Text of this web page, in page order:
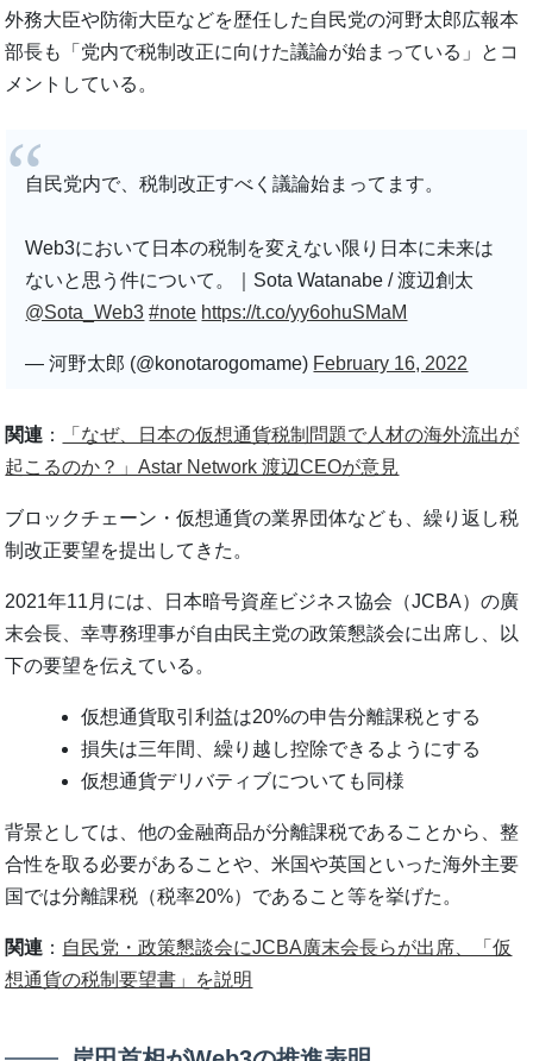
外務大臣や防衛大臣などを歴任した自民党の河野太郎広報本
部長も「党内で税制改正に向けた議論が始まっている」とコ
メントしている。
自民党内で、税制改正すべく議論始まってます。
Web3において日本の税制を変えない限り日本に未来は
ないと思う件について。｜Sota Watanabe / 渡辺創太
@Sota_Web3 #note https://t.co/yy6ohuSMaM
— 河野太郎 (@konotarogomame) February 16, 2022
関連 ：
「なぜ、日本の仮想通貨税制問題で人材の海外流出が
起こるのか？」Astar Network 渡辺CEOが意見
ブロックチェーン・仮想通貨の業界団体なども、繰り返し税
制改正要望を提出してきた。
2021年11月には、日本暗号資産ビジネス協会（JCBA）の廣
末会長、幸専務理事が自由民主党の政策懇談会に出席し、以
下の要望を伝えている。
仮想通貨取引利益は20%の申告分離課税とする
損失は三年間、繰り越し控除できるようにする
仮想通貨デリバティブについても同様
背景としては、他の金融商品が分離課税であることから、整
合性を取る必要があることや、米国や英国といった海外主要
国では分離課税（税率20%）であること等を挙げた。
関連 ： 自民党・政策懇談会にJCBA廣末会長らが出席、「仮
想通貨の税制要望書」を説明